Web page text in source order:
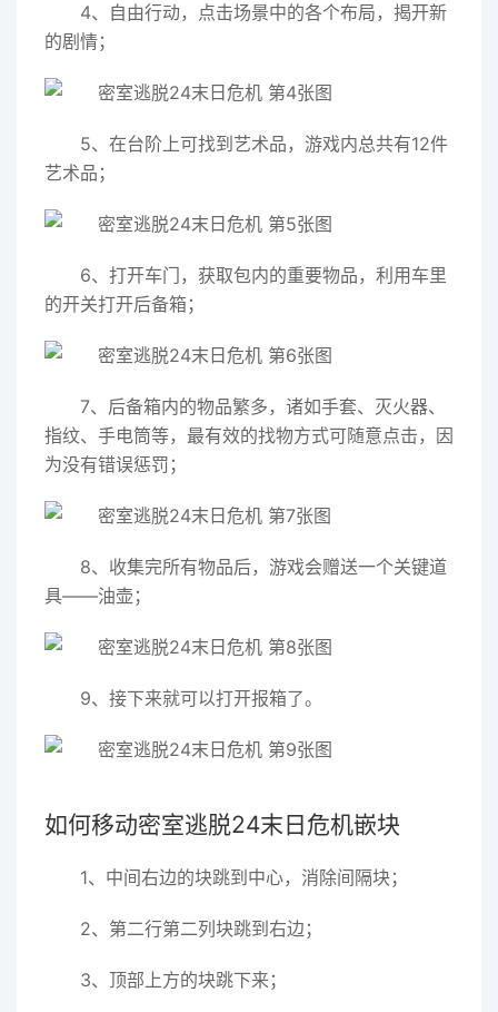
4、自由行动，点击场景中的各个布局，揭开新
的剧情；
5、在台阶上可找到艺术品，游戏内总共有12件
艺术品；
6、打开车门，获取包内的重要物品，利用车里
的开关打开后备箱；
7、后备箱内的物品繁多，诸如手套、灭火器、
指纹、手电筒等，最有效的找物方式可随意点击，因
为没有错误惩罚；
8、收集完所有物品后，游戏会赠送一个关键道
具——油壶；
9、接下来就可以打开报箱了。
如何移动密室逃脱24末日危机嵌块
1、中间右边的块跳到中心，消除间隔块；
2、第二行第二列块跳到右边；
3、顶部上方的块跳下来；